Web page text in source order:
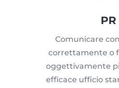
PR
Comunicare
correttamente o
oggettivamente
efficace ufficio